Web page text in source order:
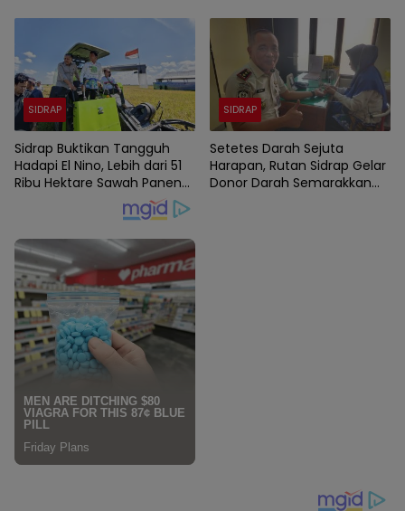
SIDRAP
Sidrap Buktikan Tangguh
Hadapi El Nino, Lebih dari 51
Ribu Hektare Sawah Panen
dan PM-AAS Lampaui Target
SIDRAP
Setetes Darah Sejuta
Harapan, Rutan Sidrap Gelar
Donor Darah Semarakkan